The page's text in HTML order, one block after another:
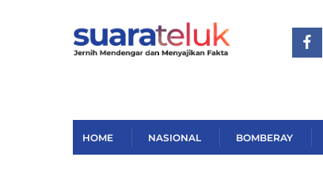
HOME NASIONAL BOMBERAY